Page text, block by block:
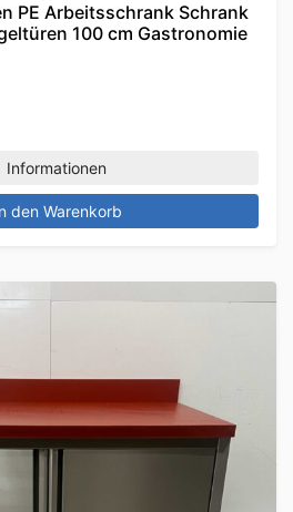
PE Arbeitsschrank Schrank
100 cm Gastronomie
Informationen
den Warenkorb